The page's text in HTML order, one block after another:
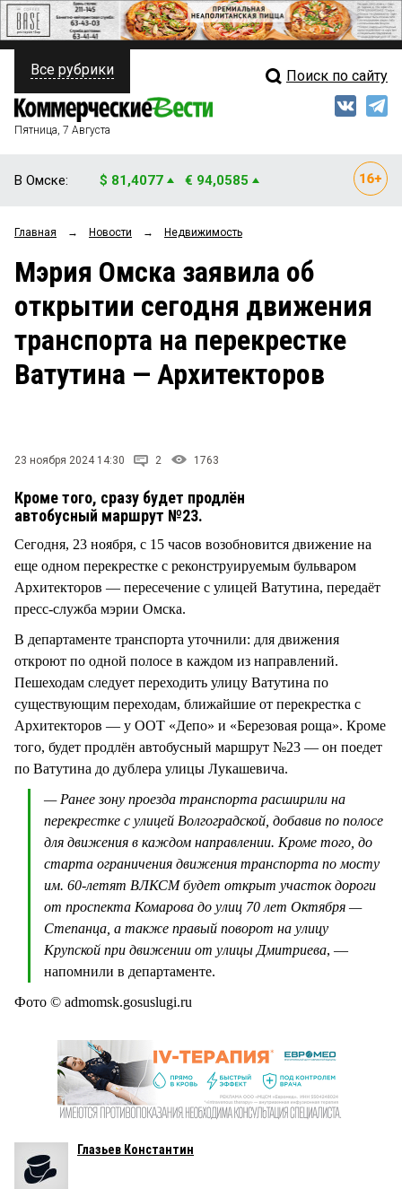
ПОЛИТИКА
ФИНАНСЫ
ОБЩЕСТВО
ЗАКОН
НОВОСТИ КОМПАНИЙ
Свежий выпуск
Мнения
Рейтинги
Блоги
Архив
Все рубрики Поиск по сайту
Пятница, 7 Августа
В Омске: $ 81,4077 € 94,0585
Главная → Новости → Недвижимость
Мэрия Омска заявила об
открытии сегодня движения
транспорта на перекрестке
Ватутина — Архитекторов
23 ноября 2024 14:30 2 1763
Кроме того, сразу будет продлён
автобусный маршрут №23.
Сегодня, 23 ноября, с 15 часов возобновится движение на
еще одном перекрестке с реконструируемым бульваром
Архитекторов — пересечение с улицей Ватутина, передаёт
пресс-служба мэрии Омска.
В департаменте транспорта уточнили: для движения
откроют по одной полосе в каждом из направлений.
Пешеходам следует переходить улицу Ватутина по
существующим переходам, ближайшие от перекрестка с
Архитекторов — у ООТ «Депо» и «Березовая роща». Кроме
того, будет продлён автобусный маршрут №23 — он поедет
по Ватутина до дублера улицы Лукашевича.
— Ранее зону проезда транспорта расширили на
перекрестке с улицей Волгоградской, добавив по полосе
для движения в каждом направлении. Кроме того, до
старта ограничения движения транспорта по мосту
им. 60-летят ВЛКСМ будет открыт участок дороги
от проспекта Комарова до улиц 70 лет Октября —
Степанца, а также правый поворот на улицу
Крупской при движении от улицы Дмитриева, —
напомнили в департаменте.
Фото © admomsk.gosuslugi.ru
Глазьев Константин